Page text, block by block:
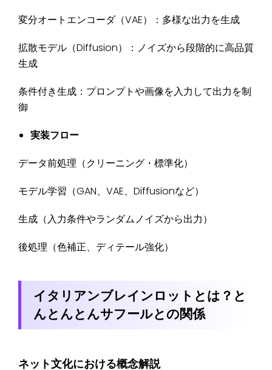
変分オートエンコーダ（VAE）：多様な出力を生成
拡散モデル（Diffusion）：ノイズから段階的に高品質
生成
条件付き生成：プロンプトや画像を入力して出力を制
御
実装フロー
データ前処理（クリーニング・標準化）
モデル学習（GAN、VAE、Diffusionなど）
生成（入力条件やランダムノイズから出力）
後処理（色補正、ディテール強化）
イタリアンブレインロットとは？と
んとんとんサフールとの関係
ネット文化における概念解説